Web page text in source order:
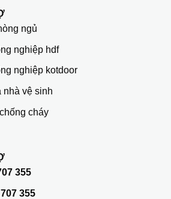
ngủ
nghiệp hdf
nghiệp kotdoor
nhà vệ sinh
cháy
355
355